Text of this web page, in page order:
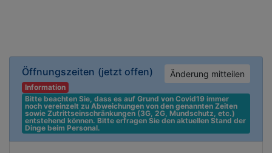
Öffnungszeiten (jetzt offen) Änderung mitteilen
Information
Bitte beachten Sie, dass es auf Grund von Covid19 immer
noch vereinzelt zu Abweichungen von den genannten Zeiten
sowie Zutrittseinschränkungen (3G, 2G, Mundschutz, etc.)
entstehend können. Bitte erfragen Sie den aktuellen Stand der
Dinge beim Personal.